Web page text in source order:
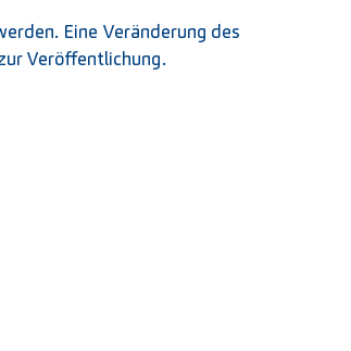
Eine Veränderung des
Veröffentlichung.